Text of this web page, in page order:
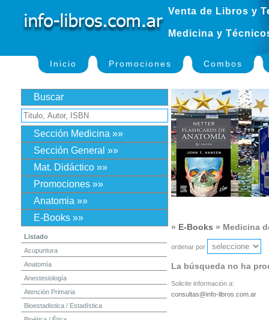
Venta de Libros y
Medicina y
Inicio Promociones Combos
Buscar
Sección Medicina »»
Sección General »»
Mat. Didáctico »»
Promociones »»
Anatomia »»
E-Books »»
Listado
Acupuntura
Anatomía
Anestesiología
Atención Primaria
Bioestadistica / Estadística
» E-Books » Medicina
ordenar por
La búsqueda no ha
Solicite información a:
consultas@info-libros.com.ar